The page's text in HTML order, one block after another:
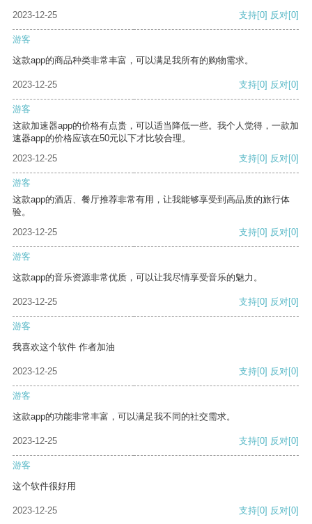
2023-12-25 支持[0] 反对[0]
游客
这款app的商品种类非常丰富，可以满足我所有的购物需求。
2023-12-25 支持[0] 反对[0]
游客
这款加速器app的价格有点贵，可以适当降低一些。我个人觉得，一款加
速器app的价格应该在50元以下才比较合理。
2023-12-25
支持[0] 反对[0]
游客
这款app的酒店、餐厅推荐非常有用，让我能够享受到高品质的旅行体
验。
2023-12-25
支持[0] 反对[0]
游客
这款app的音乐资源非常优质，可以让我尽情享受音乐的魅力。
2023-12-25 支持[0] 反对[0]
游客
我喜欢这个软件 作者加油
2023-12-25 支持[0] 反对[0]
游客
这款app的功能非常丰富，可以满足我不同的社交需求。
2023-12-25 支持[0] 反对[0]
游客
这个软件很好用
2023-12-25 支持[0] 反对[0]